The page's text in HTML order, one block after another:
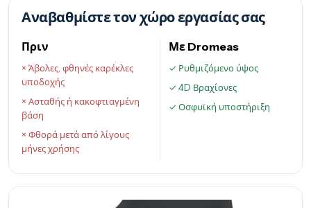
Αναβαθμίστε τον χώρο εργασίας σας
Πριν
× Άβολες, φθηνές καρέκλες
υποδοχής
× Ασταθής ή κακοφτιαγμένη
βάση
× Φθορά μετά από λίγους
μήνες χρήσης
Με Dromeas
✓ Ρυθμιζόμενο ύψος
✓ 4D Βραχίονες
✓ Οσφυϊκή υποστήριξη